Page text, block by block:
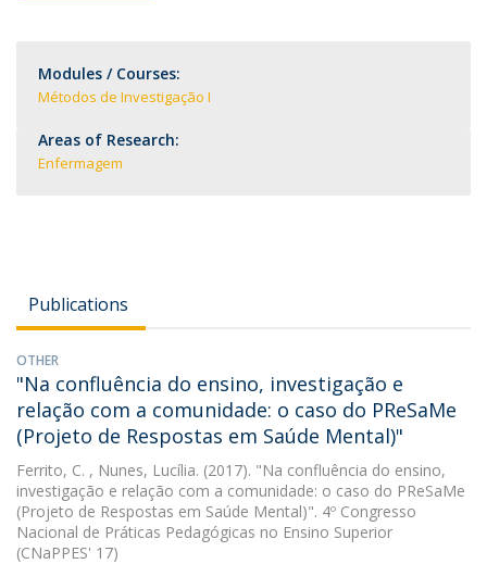
Modules / Courses:
Métodos de Investigação I
Areas of Research:
Enfermagem
Publications
OTHER
"Na confluência do ensino, investigação e
relação com a comunidade: o caso do PReSaMe
(Projeto de Respostas em Saúde Mental)"
Ferrito, C. , Nunes, Lucília. (2017). "Na confluência do ensino,
investigação e relação com a comunidade: o caso do PReSaMe
(Projeto de Respostas em Saúde Mental)". 4º Congresso
Nacional de Práticas Pedagógicas no Ensino Superior
(CNaPPES' 17)